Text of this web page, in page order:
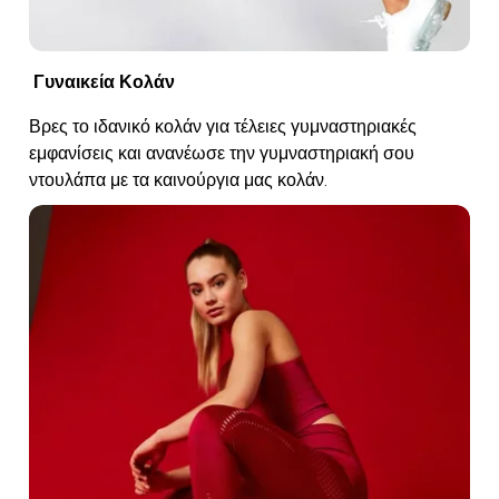
Γυναικεία Κολάν
Βρες το ιδανικό κολάν για τέλειες γυμναστηριακές
εμφανίσεις και ανανέωσε την γυμναστηριακή σου
ντουλάπα με τα καινούργια μας κολάν.